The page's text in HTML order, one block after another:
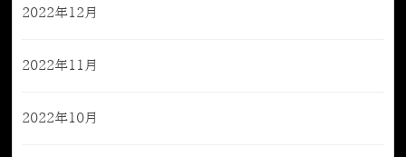
2022年12月
2022年11月
2022年10月